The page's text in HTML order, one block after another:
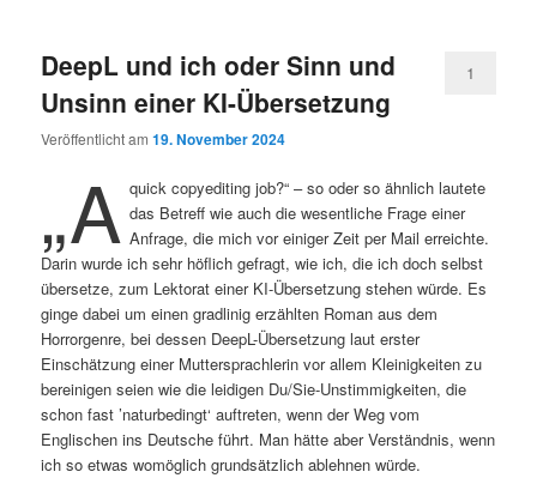
DeepL und ich oder Sinn und
Unsinn einer KI-Übersetzung
Veröffentlicht am19. November 2024
1
„A quick copyediting job?“ – so oder so ähnlich lautete
das Betreff wie auch die wesentliche Frage einer
Anfrage, die mich vor einiger Zeit per Mail erreichte.
Darin wurde ich sehr höflich gefragt, wie ich, die ich doch selbst
übersetze, zum Lektorat einer KI-Übersetzung stehen würde. Es
ginge dabei um einen gradlinig erzählten Roman aus dem
Horrorgenre, bei dessen DeepL-Übersetzung laut erster
Einschätzung einer Muttersprachlerin vor allem Kleinigkeiten zu
bereinigen seien wie die leidigen Du/Sie-Unstimmigkeiten, die
schon fast ’naturbedingt‘ auftreten, wenn der Weg vom
Englischen ins Deutsche führt. Man hätte aber Verständnis, wenn
ich so etwas womöglich grundsätzlich ablehnen würde.